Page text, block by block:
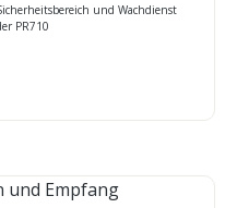
und Wachdienst
PR710